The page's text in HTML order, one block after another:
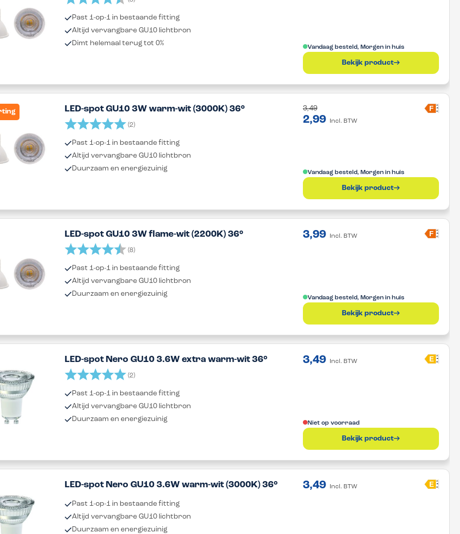
Past 1-op-1 in bestaande fitting
Altijd vervangbare GU10 lichtbron
Dimt helemaal terug tot 0%
Vandaag besteld, Morgen in huis
Bekijk product
LED-spot GU10 3W warm-wit (3000K) 36°
Beoordeling: (2)
Past 1-op-1 in bestaande fitting
Altijd vervangbare GU10 lichtbron
Duurzaam en energiezuinig
3,49
2,99 Incl. BTW
F A
G
Vandaag besteld, Morgen in huis
Bekijk product
LED-spot GU10 3W flame-wit (2200K) 36°
Beoordeling: (8)
Past 1-op-1 in bestaande fitting
Altijd vervangbare GU10 lichtbron
Duurzaam en energiezuinig
3,99 Incl. BTW F A
G
Vandaag besteld, Morgen in huis
Bekijk product
LED-spot Nero GU10 3.6W extra warm-wit 36°
Beoordeling: (2)
Past 1-op-1 in bestaande fitting
Altijd vervangbare GU10 lichtbron
Duurzaam en energiezuinig
3,49 Incl. BTW E A
G
Niet op voorraad
Bekijk product
LED-spot Nero GU10 3.6W warm-wit (3000K) 36°
Past 1-op-1 in bestaande fitting
Altijd vervangbare GU10 lichtbron
Duurzaam en energiezuinig
3,49 Incl. BTW E A
G